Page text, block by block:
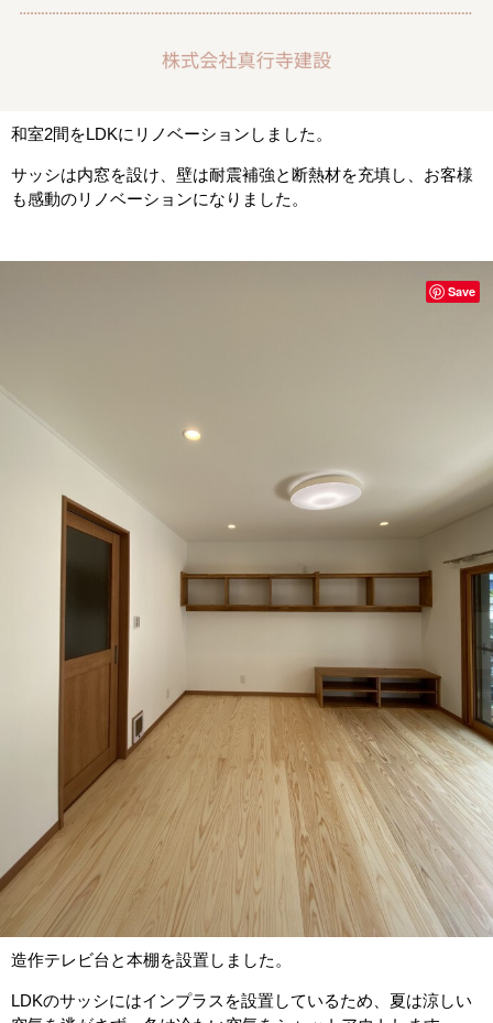
和室2間をLDKにリノベーションしました。
サッシは内窓を設け、壁は耐震補強と断熱材を充填し、お客様
も感動のリノベーションになりました。
造作テレビ台と本棚を設置しました。
LDKのサッシにはインプラスを設置しているため、夏は涼しい
Save